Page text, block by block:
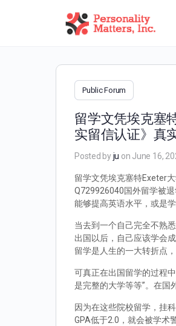
Public Forum
留学文凭埃克塞
实留信认证》真
Posted byju on June 16,
留学文凭埃克塞特Exeter
Q729926040国外留学被
能够提高英语水平，或是
当去到一个自己完全不熟
出国以后，自己应该学会
留学是人生的一大转折点
可真正在出国留学的过程
是完整的大学等等”。在国
因为在这些院校留学，挂
GPA低于2.0，就会被学术